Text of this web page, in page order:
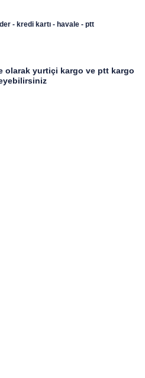
- kredi kartı - havale - ptt
olarak yurtiçi kargo ve ptt kargo